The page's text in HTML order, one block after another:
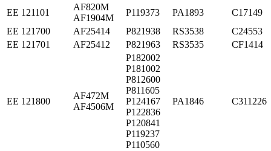
ЕЕ 121101
AF820M
AF1904M
P119373 PA1893
C17149
ЕЕ 121700
AF25414 P821938 RS3538
C24553
ЕЕ 121701
AF25412 P821963 RS3535 CF1414
ЕЕ 121800
AF472M
AF4506M
P182002
P181002
P812600
P811605
P124167
P122836
P120841
P119237
P110560
PA1846 C311226